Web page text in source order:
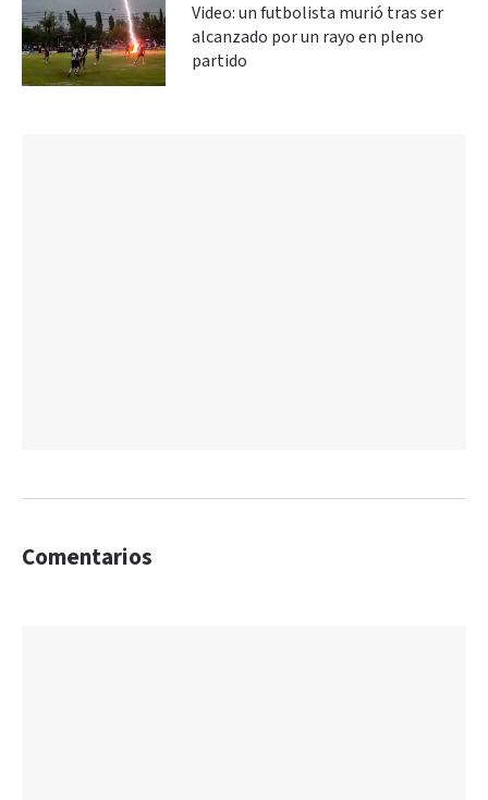
Video: un futbolista murió tras ser
alcanzado por un rayo en pleno
partido
Comentarios